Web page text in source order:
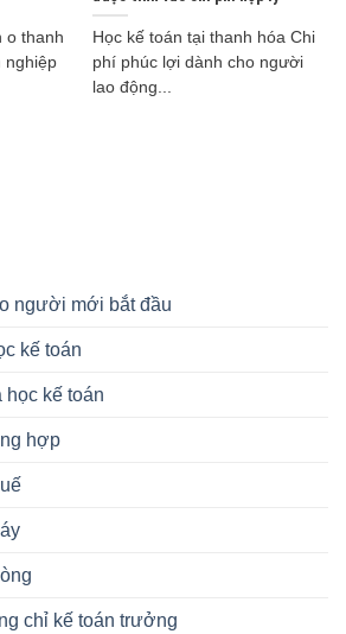
o thanh
nghiệp
Học kế toán tại thanh hóa Chi
phí phúc lợi dành cho người
lao động...
người mới bắt đầu
kế toán
học kế toán
hợp
chỉ kế toán trưởng